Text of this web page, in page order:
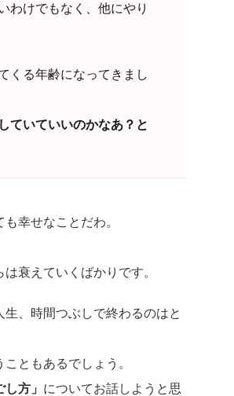
わけでもなく、他にやり
くる年齢になってきまし
ていていいのかなあ？と
幸せなことだわ。
衰えていくばかりです。
、時間つぶしで終わるのはと
ともあるでしょう。
方」 についてお話しようと思